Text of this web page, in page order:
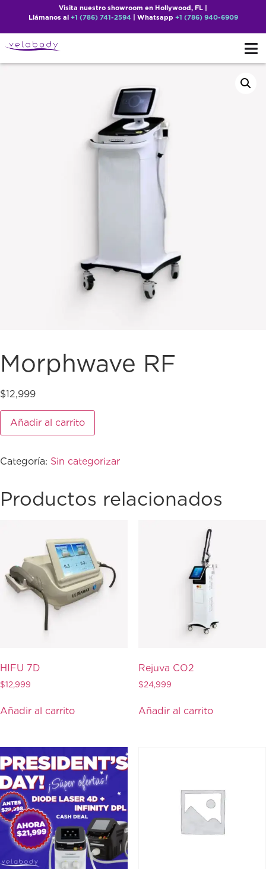
Visita nuestro showroom en Hollywood, FL |
Llámanos al +1 (786) 741-2594| Whatsapp +1 (786) 940-6909
Morphwave RF
$12,999
Añadir al carrito
Categoría: Sin categorizar
Productos relacionados
HIFU 7D
$12,999
Añadir al carrito
Rejuva CO2
$24,999
Añadir al carrito